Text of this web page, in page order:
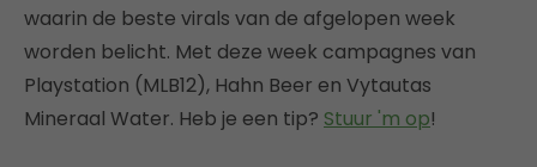
waarin de beste virals van de afgelopen week
worden belicht. Met deze week campagnes van
Playstation (MLB12), Hahn Beer en Vytautas
Mineraal Water. Heb je een tip? Stuur 'm op!